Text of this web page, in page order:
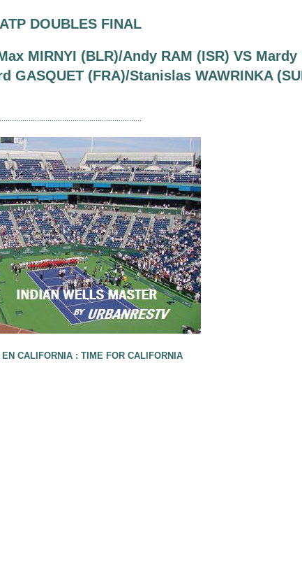
ATP DOUBLES FINAL
MIRNYI (BLR)/Andy RAM (ISR) VS
GASQUET (FRA)/Stanislas WAWRINKA
EN CALIFORNIA : TIME FOR CALIFORNIA